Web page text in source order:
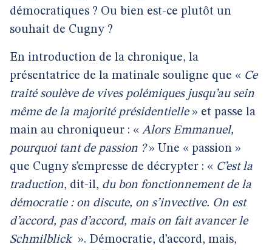
démocratiques ? Ou bien est-ce plutôt un
souhait de Cugny ?
En introduction de la chronique, la
présentatrice de la matinale souligne que « Ce
traité soulève de vives polémiques jusqu’au sein
même de la majorité présidentielle» et passe la
main au chroniqueur : « Alors Emmanuel,
pourquoi tant de passion ?» Une « passion »
que Cugny s’empresse de décrypter : « C’est la
traduction, dit-il, du bon fonctionnement de la
démocratie : on discute, on s’invective. On est
d’accord, pas d’accord, mais on fait avancer le
Schmilblick ». Démocratie, d’accord, mais,